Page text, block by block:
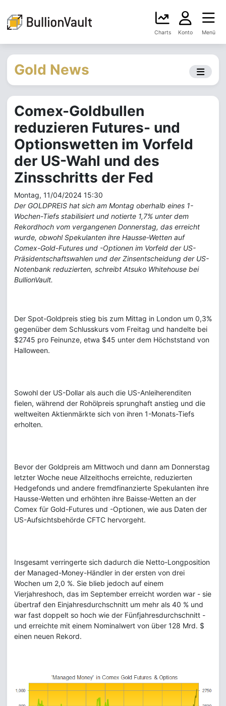
Charts Konto Menü
Gold News
Comex-Goldbullen
reduzieren Futures- und
Optionswetten im Vorfeld
der US-Wahl und des
Zinsschritts der Fed
Montag, 11/04/2024 15:30
Der GOLDPREIS hat sich am Montag oberhalb eines 1-
Wochen-Tiefs stabilisiert und notierte 1,7% unter dem
Rekordhoch vom vergangenen Donnerstag, das erreicht
wurde, obwohl Spekulanten ihre Hausse-Wetten auf
Comex-Gold-Futures und -Optionen im Vorfeld der US-
Präsidentschaftswahlen und der Zinsentscheidung der US-
Notenbank reduzierten, schreibt Atsuko Whitehouse bei
BullionVault.
Der Spot-Goldpreis stieg bis zum Mittag in London um 0,3%
gegenüber dem Schlusskurs vom Freitag und handelte bei
$2745 pro Feinunze, etwa $45 unter dem Höchststand von
Halloween.
Sowohl der US-Dollar als auch die US-Anleiherenditen
fielen, während der Rohölpreis sprunghaft anstieg und die
weltweiten Aktienmärkte sich von ihren 1-Monats-Tiefs
erholten.
Bevor der Goldpreis am Mittwoch und dann am Donnerstag
letzter Woche neue Allzeithochs erreichte, reduzierten
Hedgefonds und andere fremdfinanzierte Spekulanten ihre
Hausse-Wetten und erhöhten ihre Baisse-Wetten an der
Comex für Gold-Futures und -Optionen, wie aus Daten der
US-Aufsichtsbehörde CFTC hervorgeht.
Insgesamt verringerte sich dadurch die Netto-Longposition
der Managed-Money-Händler in der ersten von drei
Wochen um 2,0 %. Sie blieb jedoch auf einem
Vierjahreshoch, das im September erreicht worden war - sie
übertraf den Einjahresdurchschnitt um mehr als 40 % und
war fast doppelt so hoch wie der Fünfjahresdurchschnitt -
und erreichte mit einem Nominalwert von über 128 Mrd. $
einen neuen Rekord.